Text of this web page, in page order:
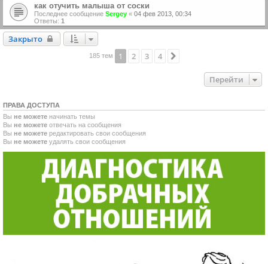
как отучить малыша от соски
Последнее сообщение Sergey « 04 фев 2013, 00:34
Ответы: 1
Закрыто
Закрыто
185 тем 1 2 3 4
Перейти
ПРАВА ДОСТУПА
Вы не можете начинать темы
Вы не можете отвечать на сообщения
Вы не можете редактировать свои сообщения
Вы не можете удалять свои сообщения